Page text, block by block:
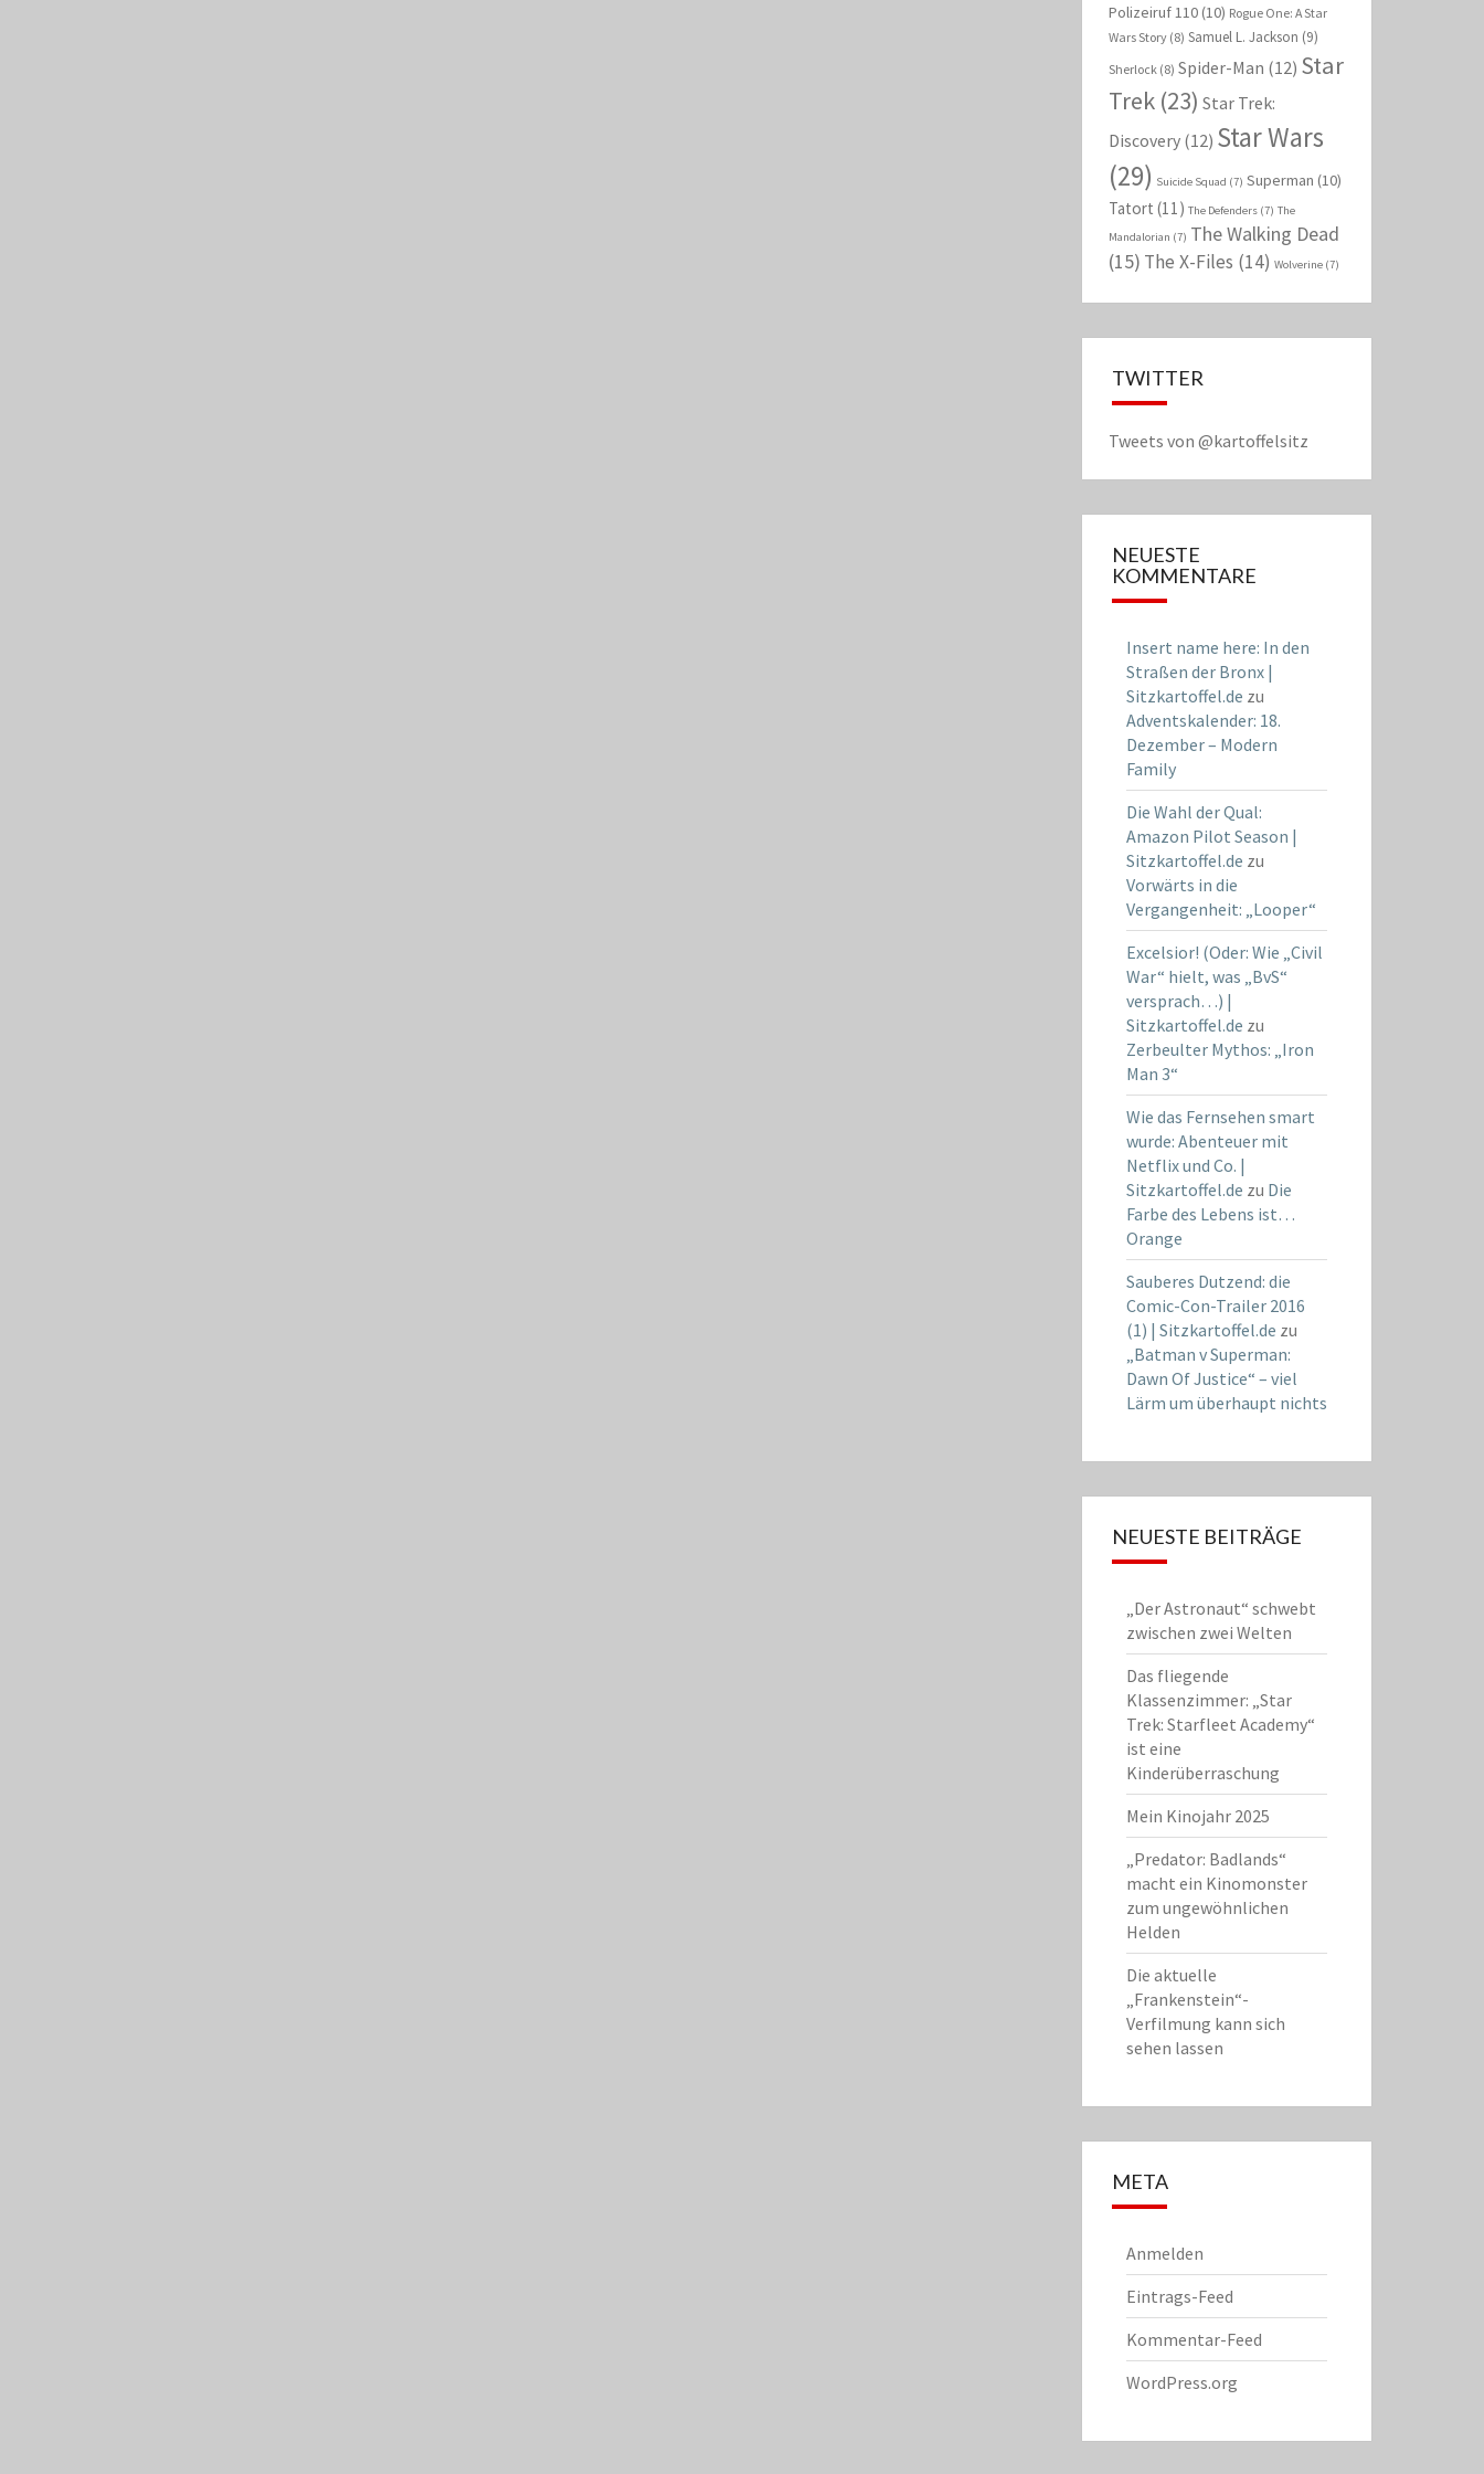
Polizeiruf 110(10) Rogue One: A Star
Wars Story(8) Samuel L. Jackson (9)
Sherlock(8) Spider-Man (12) Star
Trek(23) Star Trek:
Discovery(12) Star Wars
(29) Suicide Squad (7) Superman (10)
Tatort (11) The Defenders(7) The
Mandalorian (7) The Walking Dead
(15) The X-Files (14) Wolverine(7)
TWITTER
Tweets von @kartoffelsitz
NEUESTE
KOMMENTARE
Insert name here: In den
Straßen der Bronx |
Sitzkartoffel.de zu
Adventskalender: 18.
Dezember – Modern
Family
Die Wahl der Qual:
Amazon Pilot Season |
Sitzkartoffel.de zu
Vorwärts in die
Vergangenheit: „Looper“
Excelsior! (Oder: Wie „Civil
War“ hielt, was „BvS“
versprach…) |
Sitzkartoffel.de zu
Zerbeulter Mythos: „Iron
Man 3“
Wie das Fernsehen smart
wurde: Abenteuer mit
Netflix und Co. |
Sitzkartoffel.de zu Die
Farbe des Lebens ist…
Orange
Sauberes Dutzend: die
Comic-Con-Trailer 2016
(1) | Sitzkartoffel.de zu
„Batman v Superman:
Dawn Of Justice“ – viel
Lärm um überhaupt nichts
NEUESTE BEITRÄGE
„Der Astronaut“ schwebt
zwischen zwei Welten
Das fliegende
Klassenzimmer: „Star
Trek: Starfleet Academy“
ist eine
Kinderüberraschung
Mein Kinojahr 2025
„Predator: Badlands“
macht ein Kinomonster
zum ungewöhnlichen
Helden
Die aktuelle
„Frankenstein“-
Verfilmung kann sich
sehen lassen
META
Anmelden
Eintrags-Feed
Kommentar-Feed
WordPress.org